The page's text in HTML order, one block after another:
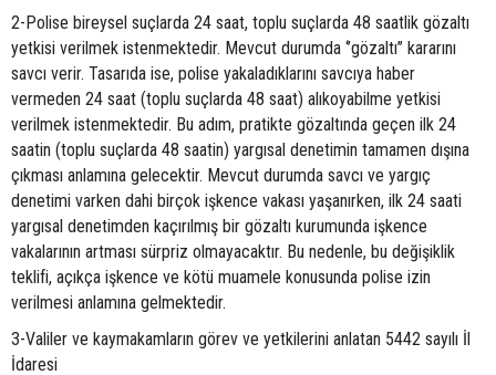
2-Polise bireysel suçlarda 24 saat, toplu suçlarda 48 saatlik gözaltı
yetkisi verilmek istenmektedir. Mevcut durumda ‘’gözaltı’’ kararını
savcı verir. Tasarıda ise, polise yakaladıklarını savcıya haber
vermeden 24 saat (toplu suçlarda 48 saat) alıkoyabilme yetkisi
verilmek istenmektedir. Bu adım, pratikte gözaltında geçen ilk 24
saatin (toplu suçlarda 48 saatin) yargısal denetimin tamamen dışına
çıkması anlamına gelecektir. Mevcut durumda savcı ve yargıç
denetimi varken dahi birçok işkence vakası yaşanırken, ilk 24 saati
yargısal denetimden kaçırılmış bir gözaltı kurumunda işkence
vakalarının artması sürpriz olmayacaktır. Bu nedenle, bu değişiklik
teklifi, açıkça işkence ve kötü muamele konusunda polise izin
verilmesi anlamına gelmektedir.
3-Valiler ve kaymakamların görev ve yetkilerini anlatan 5442 sayılı İl
İdaresi